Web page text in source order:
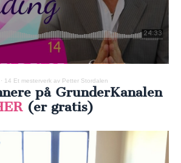
· 14 Et mesterverk av Petter Stordalen
på GrunderKanalen
(er gratis)